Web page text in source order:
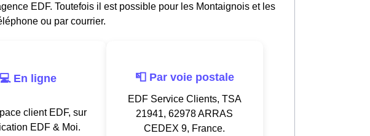
EDF. Toutefois il est possible pour les Montaignois et les
ou par courrier.
💻 En ligne
client EDF, sur
EDF & Moi.
📮 Par voie postale
EDF Service Clients, TSA
21941, 62978 ARRAS
CEDEX 9, France.